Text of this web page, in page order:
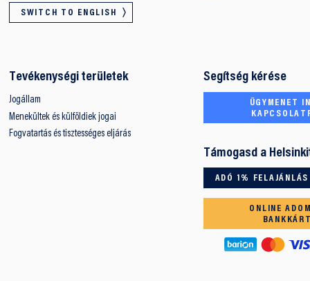
SWITCH TO ENGLISH
Tevékenységi területek
Jogállam
Menekültek és külföldiek jogai
Fogvatartás és tisztességes eljárás
Segítség kérése
ÜGYMENET
Támogasd a
ADÓ 1% FELAJÁNLÁS
ONLINE